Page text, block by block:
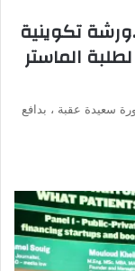
تكوينية
الماستر
سعيدة عقبة ، بدافع